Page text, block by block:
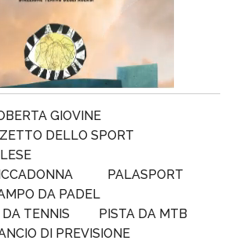
GIOVINE
DELLO SPORT
PALASPORT
DA PADEL
TENNIS
PISTA DA MTB
DI PREVISIONE